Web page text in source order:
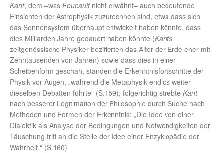
Kant, dem –was Foucaultnicht erwähnt– auch bedeutende
Einsichten der Astrophysik zuzurechnen sind, etwa dass sich
das Sonnensystem überhaupt entwickelt haben könnte, dass
dies Milliarden Jahre gedauert haben könnte (Kants
zeitgenössische Physiker bezifferten das Alter der Erde eher mit
Zehntausenden von Jahren) sowie dass dies in einer
Scheibenform geschah, standen die Erkenntnisfortschritte der
Physik vor Augen, „während die Metaphysik endlos weiter
dieselben Debatten führte“ (S.159); folgerichtig strebte Kant
nach besserer Legitimation der Philosophie durch Suche nach
Methoden und Formen der Erkenntnis: „Die Idee von einer
Dialektik als Analyse der Bedingungen und Notwendigkeiten der
Täuschung tritt an die Stelle der Idee einer Enzyklopädie der
Wahrheit.“ (S.160)